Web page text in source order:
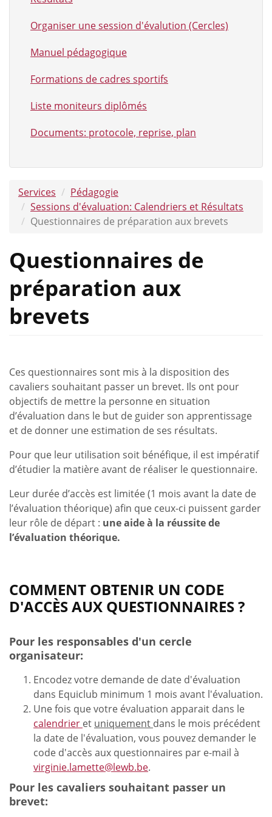
Organiser une session d'évalution (Cercles)
Manuel pédagogique
Formations de cadres sportifs
Liste moniteurs diplômés
Documents: protocole, reprise, plan
Services
Pédagogie
Sessions d'évaluation: Calendriers et Résultats
Questionnaires de préparation aux brevets
Questionnaires de
préparation aux
brevets
Ces questionnaires sont mis à la disposition des
cavaliers souhaitant passer un brevet. Ils ont pour
objectifs de mettre la personne en situation
d’évaluation dans le but de guider son apprentissage
et de donner une estimation de ses résultats.
Pour que leur utilisation soit bénéfique, il est impératif
d’étudier la matière avant de réaliser le questionnaire.
Leur durée d’accès est limitée (1 mois avant la date de
l’évaluation théorique) afin que ceux-ci puissent garder
leur rôle de départ : une aide à la réussite de
l’évaluation théorique.
COMMENT OBTENIR UN CODE
D'ACCÈS AUX QUESTIONNAIRES ?
Pour les responsables d'un cercle
organisateur:
Encodez votre demande de date d'évaluation
dans Equiclub minimum 1 mois avant l'évaluation.
Une fois que votre évaluation apparait dans le
calendrier et uniquement dans le mois précédent
la date de l'évaluation, vous pouvez demander le
code d'accès aux questionnaires par e-mail à
virginie.lamette@lewb.be.
Pour les cavaliers souhaitant passer un
brevet: